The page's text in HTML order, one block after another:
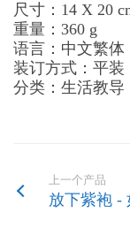
尺寸：14 X 20
重量：360 g
语言：中文繁体
装订方式：平装
分类：生活教导
上一个产品
放下紫袍 -